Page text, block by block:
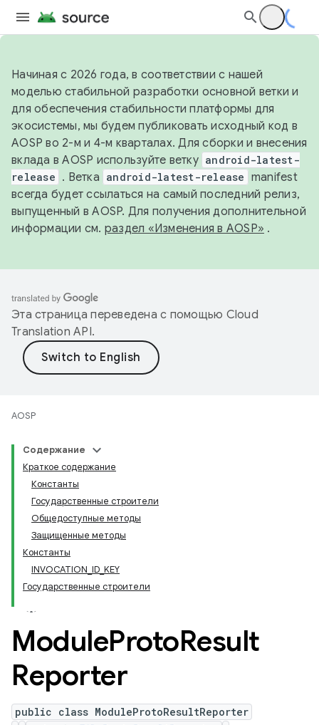
Начиная с 2026 года, в соответствии с нашей
моделью стабильной разработки основной ветки и
для обеспечения стабильности платформы для
экосистемы, мы будем публиковать исходный код в
AOSP во 2-м и 4-м кварталах. Для сборки и внесения
вклада в AOSP используйте ветку android-latest-
release . Ветка android-latest-release manifest
всегда будет ссылаться на самый последний релиз,
выпущенный в AOSP. Для получения дополнительной
информации см. раздел «Изменения в AOSP» .
Эта страница переведена с помощью Cloud
Translation API.
AOSP
Содержание
Краткое содержание
Константы
Государственные строители
Общедоступные методы
Защищенные методы
Константы
INVOCATION_ID_KEY
Государственные строители
ModuleProtoResult
Reporter
public class ModuleProtoResultReporter